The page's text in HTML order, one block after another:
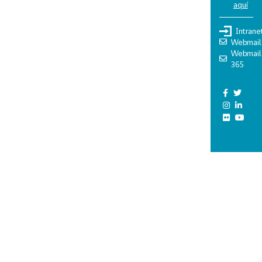
aquí
Webmail
Webmail
365